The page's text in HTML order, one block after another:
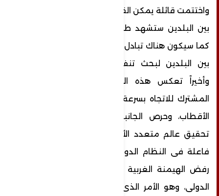
واختتمت قائلة يمكن القول إن العلاقات الثنائية
بين البلدين ستشهد طفرة في الفترة المقبلة
كما سيكون هناك تبادل للزيارات من المسؤولين
بين البلدين لبحث تنفيذ الاتفاقيات المبرمة،
وأخيراً تعكس هذه الاتفاقية حرص البلدين
المشترك للاتجاه بسرعة أكبر نحو عالم متعدد
الأقطاب، وحرص الجانبين على تأكيد أهمية
تحقيق عالم متعدد الأقطاب بوصفهما قوى
فاعلة فى النظام الدولى، بالإضافة إلى تأكيد
رفض الهيمنة الغربية والأمريكية على النظام
الدولى، وهو الأمر الذى دعت إليه روسيا مرارا